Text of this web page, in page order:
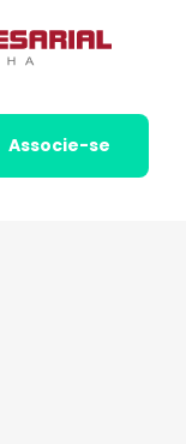
Associe-se